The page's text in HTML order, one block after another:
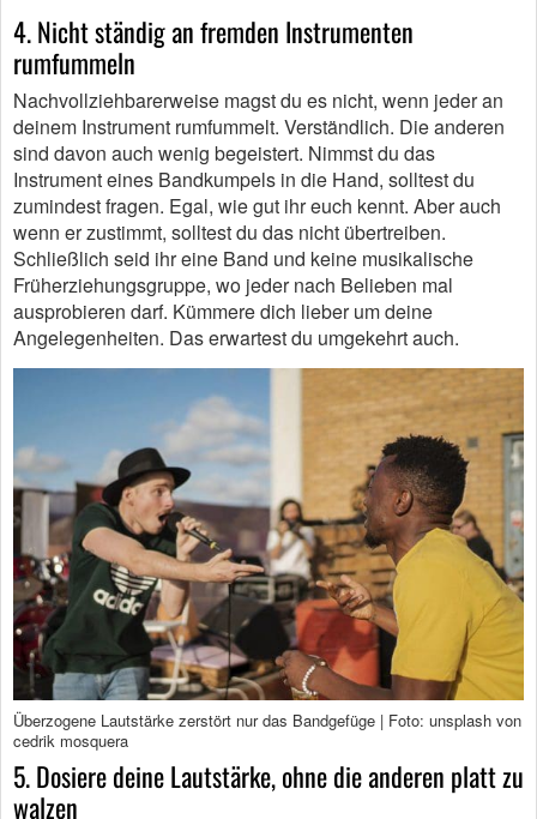
4. Nicht ständig an fremden Instrumenten
rumfummeln
Nachvollziehbarerweise magst du es nicht, wenn jeder an
deinem Instrument rumfummelt. Verständlich. Die anderen
sind davon auch wenig begeistert. Nimmst du das
Instrument eines Bandkumpels in die Hand, solltest du
zumindest fragen. Egal, wie gut ihr euch kennt. Aber auch
wenn er zustimmt, solltest du das nicht übertreiben.
Schließlich seid ihr eine Band und keine musikalische
Früherziehungsgruppe, wo jeder nach Belieben mal
ausprobieren darf. Kümmere dich lieber um deine
Angelegenheiten. Das erwartest du umgekehrt auch.
Überzogene Lautstärke zerstört nur das Bandgefüge | Foto: unsplash von
cedrik mosquera
5. Dosiere deine Lautstärke, ohne die anderen platt zu
walzen